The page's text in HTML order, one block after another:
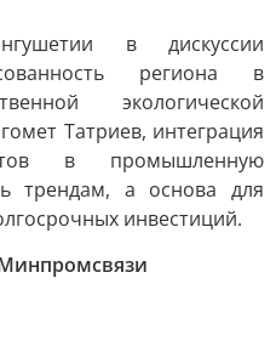
в дискуссии
региона в
экологической
Татриев, интеграция
в промышленную
трендам, а основа для
инвестиций.